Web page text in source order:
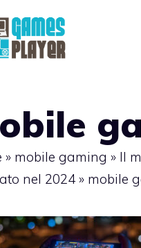
» mobile gaming » Il
nel 2024 » mobile